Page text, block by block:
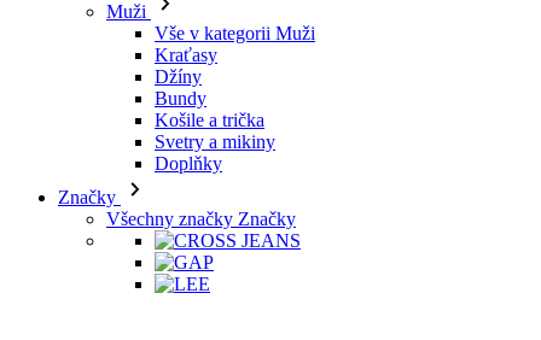
Muži
Vše v kategorii Muži
Kraťasy
Džíny
Bundy
Košile a trička
Svetry a mikiny
Doplňky
Značky
Všechny značky Značky